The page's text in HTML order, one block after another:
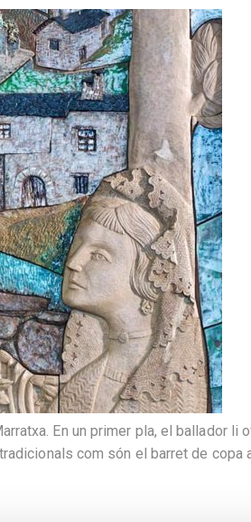
En un primer pla, el ballador li
com són el barret de copa